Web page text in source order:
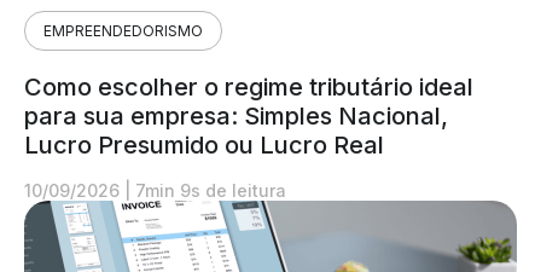
EMPREENDEDORISMO
Como escolher o regime tributário ideal
para sua empresa: Simples Nacional,
Lucro Presumido ou Lucro Real
10/09/2026 7min 9s de leitura